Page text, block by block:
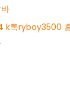
k톡ryboy3500